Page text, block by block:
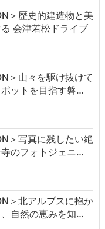
＞歴史的建造物と美
会津若松ドライブ
＞山々を駆け抜けて
ットを目指す磐…
＞写真に残したい絶
のフォトジェニ…
＞北アルプスに抱か
自然の恵みを知…